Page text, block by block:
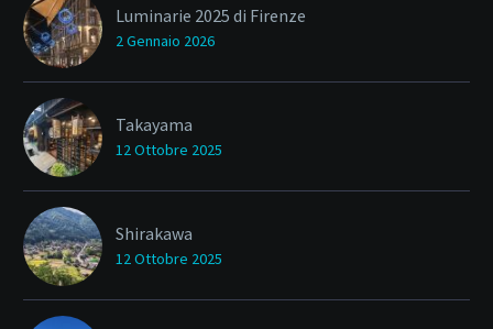
Luminarie 2025 di Firenze
2 Gennaio 2026
Takayama
12 Ottobre 2025
Shirakawa
12 Ottobre 2025